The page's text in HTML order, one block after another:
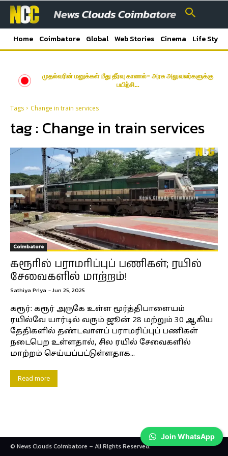
Home Coimbatore Global Web Stories Cinema Life Style
முதல்வரின் மனுக்கள் மீது தீர்வு காணல்- அரசு அலுவலர்களுக்கு
பயிற்சி…
Tags Change in train services
tag : Change in train services
Coimbatore
கரூரில் பராமரிப்புப் பணிகள்; ரயில்
சேவைகளில் மாற்றம்!
Sathiya Priya -Jun 25, 2025
கரூர்: கரூர் அருகே உள்ள மூர்த்திபாளையம்
ரயில்வே யார்டில் வரும் ஜூன் 28 மற்றும் 30 ஆகிய
தேதிகளில் தண்டவாளப் பராமரிப்புப் பணிகள்
நடைபெற உள்ளதால், சில ரயில் சேவைகளில்
மாற்றம் செய்யப்பட்டுள்ளதாக...
Read more
© News Clouds Coimbatore – All Rights Reserved.
Join WhatsApp